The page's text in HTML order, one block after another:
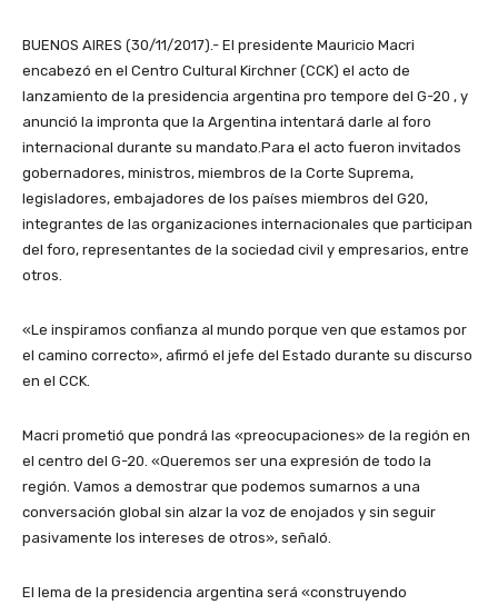
BUENOS AIRES (30/11/2017).- El presidente Mauricio Macri
encabezó en el Centro Cultural Kirchner (CCK) el acto de
lanzamiento de la presidencia argentina pro tempore del G-20 , y
anunció la impronta que la Argentina intentará darle al foro
internacional durante su mandato.Para el acto fueron invitados
gobernadores, ministros, miembros de la Corte Suprema,
legisladores, embajadores de los países miembros del G20,
integrantes de las organizaciones internacionales que participan
del foro, representantes de la sociedad civil y empresarios, entre
otros.
«Le inspiramos confianza al mundo porque ven que estamos por
el camino correcto», afirmó el jefe del Estado durante su discurso
en el CCK.
Macri prometió que pondrá las «preocupaciones» de la región en
el centro del G-20. «Queremos ser una expresión de todo la
región. Vamos a demostrar que podemos sumarnos a una
conversación global sin alzar la voz de enojados y sin seguir
pasivamente los intereses de otros», señaló.
El lema de la presidencia argentina será «construyendo